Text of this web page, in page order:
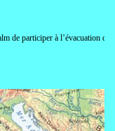
de participer à l’évacuation